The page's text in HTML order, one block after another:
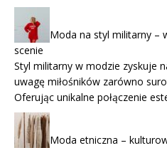
Moda na styl militarny –
scenie
Styl militarny w modzie zyskuje
uwagę miłośników zarówno
Oferując unikalne połączenie
Moda etniczna –